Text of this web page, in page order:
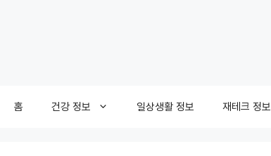
홈 건강 정보 일상생활 정보 재테크 정보